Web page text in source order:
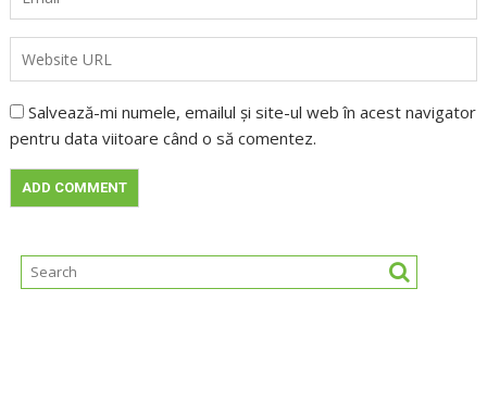
Salvează-mi numele, emailul și site-ul web în acest navigator
pentru data viitoare când o să comentez.